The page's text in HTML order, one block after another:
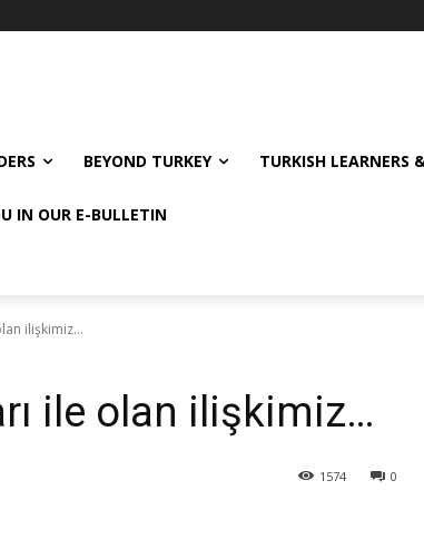
BEYOND TURKEY TURKISH LEARNERS
IN OUR E-BULLETIN
ilişkimiz...
ile olan ilişkimiz…
0
1574